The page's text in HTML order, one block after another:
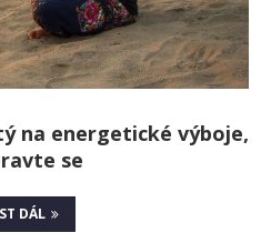
na energetické výboje,
se
DÁL